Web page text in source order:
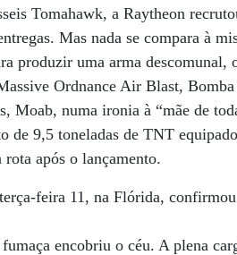
Tomahawk, a Raytheon
Mas nada se compara à
produzir uma arma descomunal,
Ordnance Air Blast,
Moab, numa ironia à “mãe de
de 9,5 toneladas de TNT
após o lançamento.
feira 11, na Flórida,
encobriu o céu. A plena